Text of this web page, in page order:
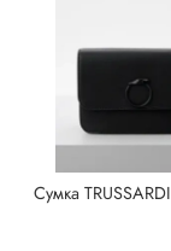
Сумка TRUSSARDI